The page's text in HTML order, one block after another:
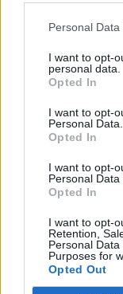
Personal
I want to opt-
personal data.
Opted In
I want to opt-
Personal Data.
Opted In
I want to opt-
Personal Data
Opted In
I want to opt-
Retention,
Personal
Purposes for
Opted Out
ενισχυθούν οι
πρέπει να
ενδοφλεβίως.